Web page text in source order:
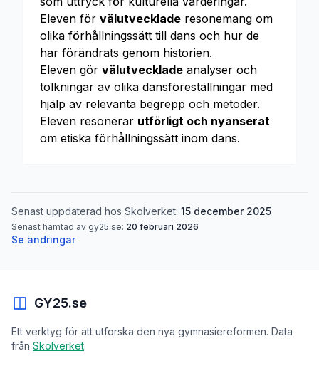
Eleven för välutvecklade resonemang om
olika förhållningssätt till dans och hur de
har förändrats genom historien.
Eleven gör välutvecklade analyser och
tolkningar av olika dansföreställningar med
hjälp av relevanta begrepp och metoder.
Eleven resonerar utförligt och nyanserat
om etiska förhållningssätt inom dans.
Senast uppdaterad hos Skolverket: 15 december 2025
Senast hämtad av gy25.se: 20 februari 2026
Se ändringar
GY25.se
Ett verktyg för att utforska den nya gymnasiereformen. Data
från Skolverket.